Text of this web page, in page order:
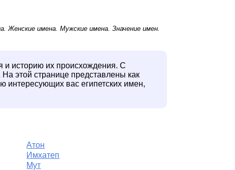
Женские имена.Мужские имена. Значение имен.
и историю их происхождения. С
этой странице представлены как
интересующих вас египетских имен,
Атон
Имхатеп
Мут